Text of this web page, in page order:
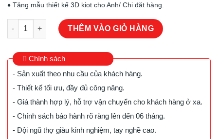
♦️ Tặng mẫu thiết kế 3D kiot cho Anh/ Chị đặt hàng.
Xe Đẩy Bán Bánh Mì – Mẫu 42 số lượng
THÊM VÀO GIỎ HÀNG
Chính sách
- Sản xuất theo nhu cầu của khách hàng.
- Thiết kế tối ưu, đầy đủ công năng.
- Giá thành hợp lý, hỗ trợ vận chuyển cho khách hàng ở xa.
- Chính sách bảo hành rõ ràng lên đến 06 tháng.
- Đội ngũ thợ giàu kinh nghiệm, tay nghề cao.